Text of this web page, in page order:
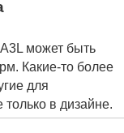
может быть
Какие-то более
для
в дизайне.